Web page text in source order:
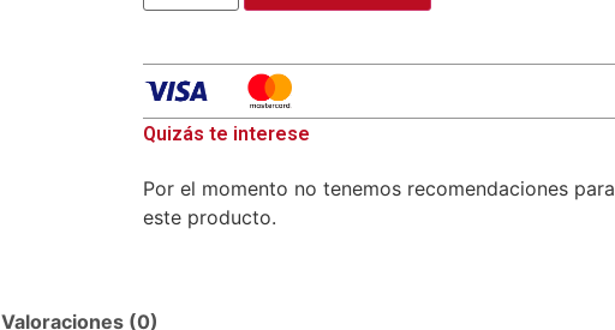
Quizás te interese
Por el momento no tenemos recomendaciones para
este producto.
Valoraciones (0)